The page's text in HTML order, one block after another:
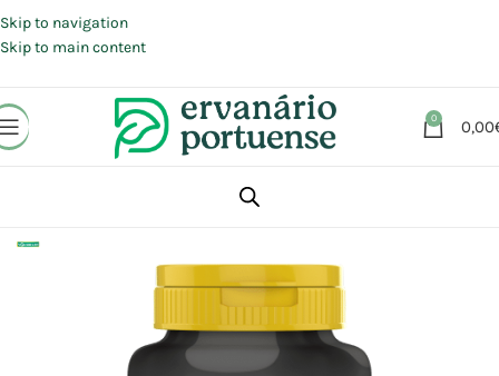
Skip to navigation
Skip to main content
0 0,00
Suplementos alimentares